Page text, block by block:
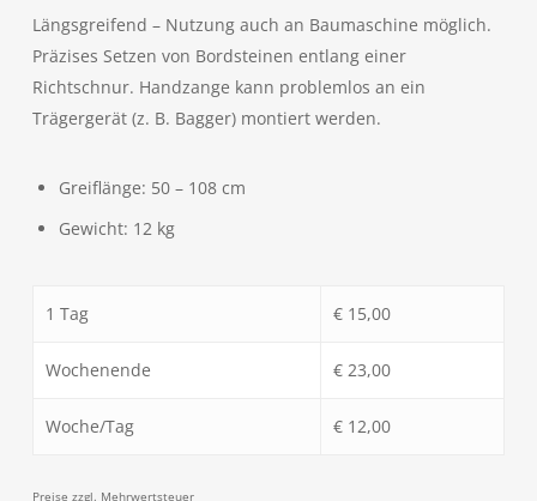
Längsgreifend – Nutzung auch an Baumaschine möglich.
Präzises Setzen von Bordsteinen entlang einer
Richtschnur. Handzange kann problemlos an ein
Trägergerät (z. B. Bagger) montiert werden.
Greiflänge: 50 – 108 cm
Gewicht: 12 kg
1 Tag € 15,00
Wochenende € 23,00
Woche/Tag € 12,00